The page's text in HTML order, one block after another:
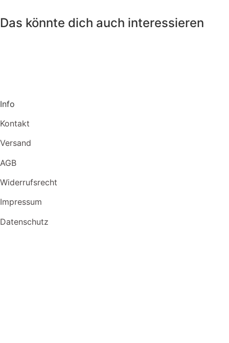
Das könnte dich auch interessieren
Info
Kontakt
Versand
AGB
Widerrufsrecht
Impressum
Datenschutz